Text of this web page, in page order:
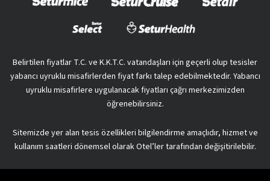
Belirtilen fiyatlar T.C. ve K.K.T.C. vatandaşları için geçerli olup tesisler
yabancı uyruklu misafirlerden fiyat farkı talep edebilmektedir. Yabancı
uyruklu misafirlere uygulanacak fiyatları çağrı merkezimizden
öğrenebilirsiniz.
Sitemizde yer alan tesis özellikleri bilgilendirme amaçlıdır, hizmet ve
kullanım saatleri dönemsel olarak Otel’ler tarafından değişitirilebilir.